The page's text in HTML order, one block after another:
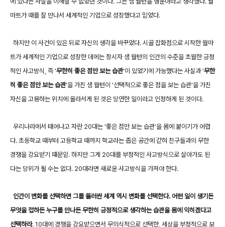
마트가 때를 잘 만나서 세계적인 기업으로 성장했다고 믿었다.
하지만 이 사건이 있은 뒤로 자신의 생각을 바꾸었다. 시골 잡화점으로 시작한 월마
트가 세계적인 기업으로 성장한 데에는 창시자 샘 월턴의 인간의 수준을 초월한 긍정
적인 사고방식, 즉 '무한히 좋은 점만 보는 습관'이 있었기에 가능했다는 사실과 '무한
히 좋은 점만 보는 습관'을 가진 샘 월턴이 '선택적으로 좋은 점을 보는 습관'을 가진
자신을 고용하는 위치에 올라서게 된 것은 당연한 일이라고 인정하게 된 것이다.
우리나라에서 태어나고 자란 20대는 '좋은 점만 보는 습관'을 몸에 붙이기가 어렵
다. 초등학교 때부터 고등학교 때까지 학교라는 좁은 공간에 갇혀 친구들과의 무한
경쟁을 강요받기 떄문읻. 하지만 그게 20대를 부정적인 사고방식으로 살아가도 된
다는 당위가 될 수는 없다. 20대라면 새로운 사고방식을 가져야 한다.
인간이 변화를 선택하면 그를 둘러싼 세계 역시 변화를 선택한다. 어떤 일이 생기든
무엇을 접하든 누구를 만나든 무한히 긍정적으로 생각하는 습관을 몸에 익히겠다고
선택하라. 10대에 경쟁을 강요받으면서 무의식적으로 선택한, 세상을 부정적으로 보